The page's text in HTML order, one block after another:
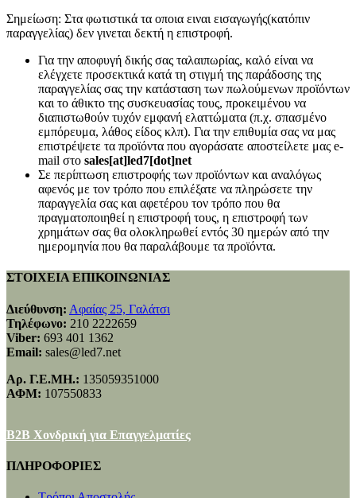
Σημείωση: Στα φωτιστικά τα οποια ειναι εισαγωγής(κατόπιν
παραγγελίας) δεν γινεται δεκτή η επιστροφή.
Για την αποφυγή δικής σας ταλαιπωρίας, καλό είναι να
ελέγχετε προσεκτικά κατά τη στιγμή της παράδοσης της
παραγγελίας σας την κατάσταση των πωλούμενων προϊόντων
και το άθικτο της συσκευασίας τους, προκειμένου να
διαπιστωθούν τυχόν εμφανή ελαττώματα (π.χ. σπασμένο
εμπόρευμα, λάθος είδος κλπ). Για την επιθυμία σας να μας
επιστρέψετε τα προϊόντα που αγοράσατε αποστείλετε μας e-
mail στο sales[at]led7[dot]net
Σε περίπτωση επιστροφής των προϊόντων και αναλόγως
αφενός με τον τρόπο που επιλέξατε να πληρώσετε την
παραγγελία σας και αφετέρου τον τρόπο που θα
πραγματοποιηθεί η επιστροφή τους, η επιστροφή των
χρημάτων σας θα ολοκληρωθεί εντός 30 ημερών από την
ημερομηνία που θα παραλάβουμε τα προϊόντα.
ΣΤΟΙΧΕΙΑ ΕΠΙΚΟΙΝΩΝΙΑΣ
Διεύθυνση: Αφαίας 25, Γαλάτσι
Τηλέφωνο: 210 2222659
Viber: 693 401 1362
Email: sales@led7.net
Αρ. Γ.Ε.ΜΗ.: 135059351000
ΑΦΜ: 107550833
B2B Χονδρική για Επαγγελματίες
ΠΛΗΡΟΦΟΡΙΕΣ